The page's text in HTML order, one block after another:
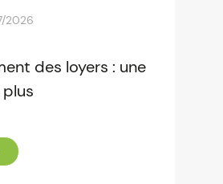
2026
des loyers : une